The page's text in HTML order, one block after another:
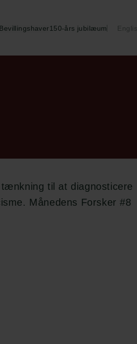
Bevillingshaver150-års jubilæum
til at diagnosticere
Månedens Forsker #8